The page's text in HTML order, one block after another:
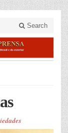
Search